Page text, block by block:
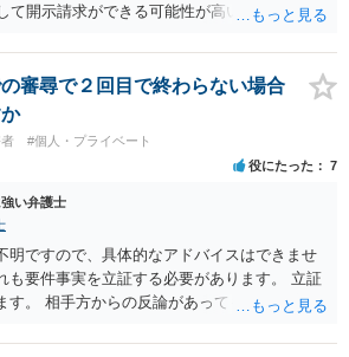
て開示請求ができる可能性が高いでしょう。
カウントが削除されている場合、今から進め
ように思われます。 相手を特定できた場
費用を負担させることは可能でしょうか？ →
めれば負担させることができるでしょう。
、実際の弁護士費用が認められる場合と認
もいえないところでしょう。
審尋で２回目で終わらない場合
#個人・プライベート
役にたった 7
い弁護士
明ですので、具体的なアドバイスはできませ
も要件事実を立証する必要があります。 立証
す。 相手方からの反論があっても、裁判官が
、仮処分は迅速性が要求されるためです。 書